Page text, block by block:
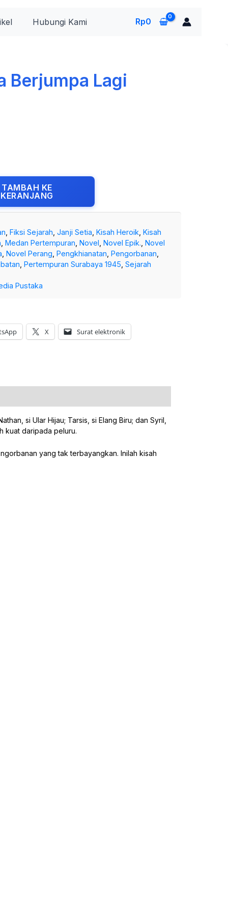
Hubungi Kami Rp0
Berjumpa Lagi
TAMBAH KE
KERANJANG
,Fiksi Sejarah ,Janji Setia ,Kisah Heroik ,Kisah
,Medan Pertempuran ,Novel ,Novel Epik. ,Novel
,Novel Perang ,Pengkhianatan ,Pengorbanan
,Pertempuran Surabaya 1945 ,Sejarah
Pustaka
X Surat elektronik
si Ular Hijau; Tarsis, si Elang Biru; dan Syril,
kuat daripada peluru.
yang tak terbayangkan. Inilah kisah